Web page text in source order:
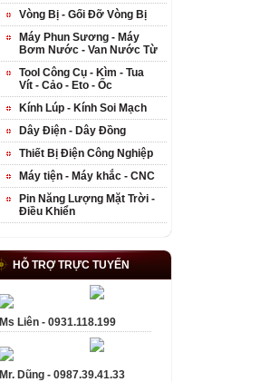
Vòng Bị - Gối Đỡ Vòng Bị
Máy Phun Sương - Máy
Bơm Nước - Van Nước Từ
Tool Công Cụ - Kìm - Tua
Vít - Cảo - Eto - Ốc
Kính Lúp - Kính Soi Mạch
Dây Điện - Dây Đồng
Thiết Bị Điện Công Nghiệp
Máy tiện - Máy khắc - CNC
Pin Năng Lượng Mặt Trời -
Điều Khiển
HỖ TRỢ TRỰC TUYẾN
Ms Liên - 0931.118.199
Mr. Dũng - 0987.39.41.33